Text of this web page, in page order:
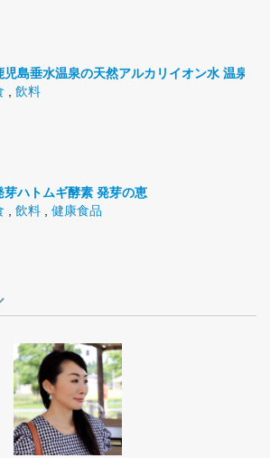
児島垂水温泉の天然アルカリイオン水 温泉水
飲料
芽ハトムギ酵素 発芽の恵
飲料 健康食品